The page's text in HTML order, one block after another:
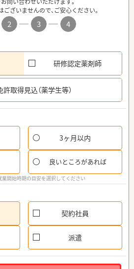
ざいませんので、ご安心ください。
2 3
4
研修認定薬剤師
取得見込（薬学生等）
3ヶ月以内
良いところがあれば
開始時期の目安を選択してください
契約社員
派遣